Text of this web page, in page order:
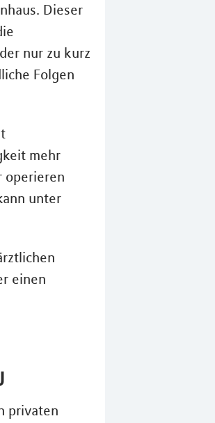
Dieser
nur zu kurz
Folgen
mehr
operieren
unter
einen
privaten